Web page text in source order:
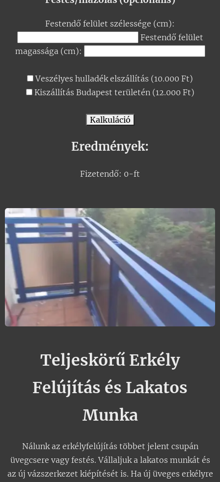
Festendő felület szélessége (cm):
Festendő felület
magassága (cm):
Veszélyes hulladék elszállítás (10.000 Ft)
Kiszállítás Budapest területén (12.000 Ft)
Kalkuláció
Eredmények:
Fizetendő: 0-ft
Teljeskörű Erkély
Felújítás és Lakatos
Munka
Nálunk az erkélyfelújítás többet jelent csupán
üvegcsere vagy festés. Vállaljuk a lakatos munkát és
az új vázszerkezet kiépítését is. Ha új üveges erkélyre